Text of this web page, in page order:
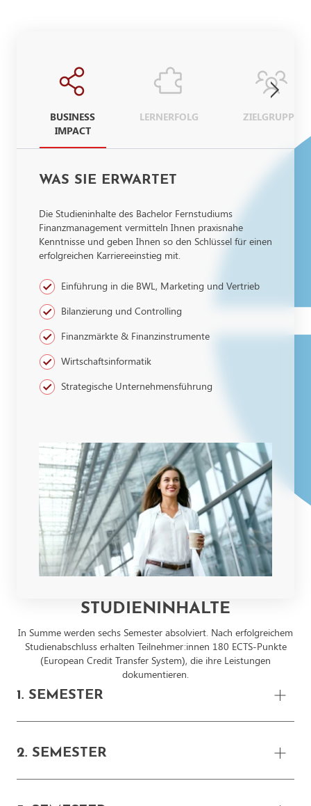
BUSINESS
IMPACT
LERNERFOLG ZIELGRUPPE
WAS SIE ERWARTET
Die Studieninhalte des Bachelor Fernstudiums
Finanzmanagement vermitteln Ihnen praxisnahe
Kenntnisse und geben Ihnen so den Schlüssel für einen
erfolgreichen Karriereeinstieg mit.
Einführung in die BWL, Marketing und Vertrieb
Bilanzierung und Controlling
Finanzmärkte & Finanzinstrumente
Wirtschaftsinformatik
Strategische Unternehmensführung
STUDIENINHALTE
In Summe werden sechs Semester absolviert. Nach erfolgreichem
Studienabschluss erhalten Teilnehmer:innen 180 ECTS-Punkte
(European Credit Transfer System), die ihre Leistungen
dokumentieren.
1. SEMESTER
Grundlagen wissenschaftliches Arbeiten - 6 ECTS
Kommunikation, Präsentation & Moderation - 6 ECTS
Grundlagen Organisation & Management - 6 ECTS
2. SEMESTER